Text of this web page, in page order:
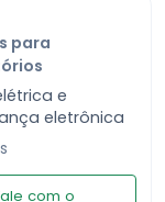
para
e
eletrônica
com o